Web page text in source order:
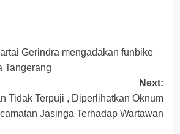
Gerindra mengadakan funbike
Tangerang
Next:
Tidak Terpuji , Diperlihatkan Oknum
Jasinga Terhadap Wartawan